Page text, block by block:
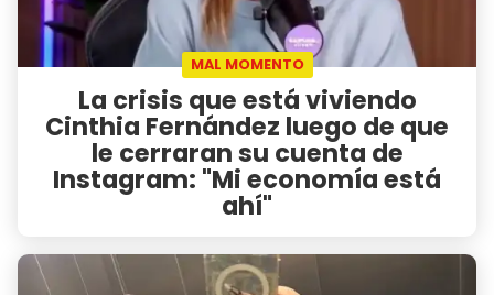
MAL MOMENTO
La crisis que está viviendo
Cinthia Fernández luego de que
le cerraran su cuenta de
Instagram: "Mi economía está
ahí"